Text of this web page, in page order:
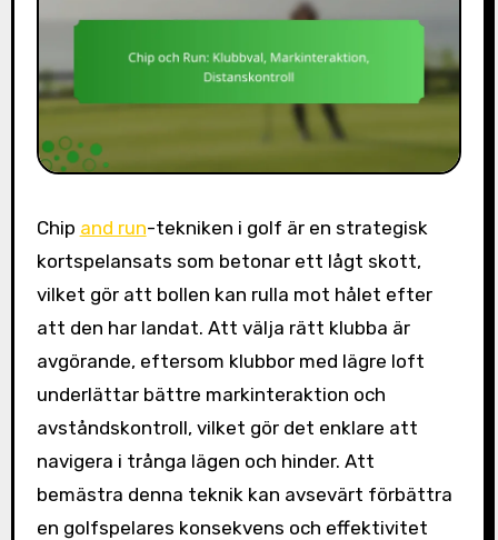
Chip and run-tekniken i golf är en strategisk
kortspelansats som betonar ett lågt skott,
vilket gör att bollen kan rulla mot hålet efter
att den har landat. Att välja rätt klubba är
avgörande, eftersom klubbor med lägre loft
underlättar bättre markinteraktion och
avståndskontroll, vilket gör det enklare att
navigera i trånga lägen och hinder. Att
bemästra denna teknik kan avsevärt förbättra
en golfspelares konsekvens och effektivitet